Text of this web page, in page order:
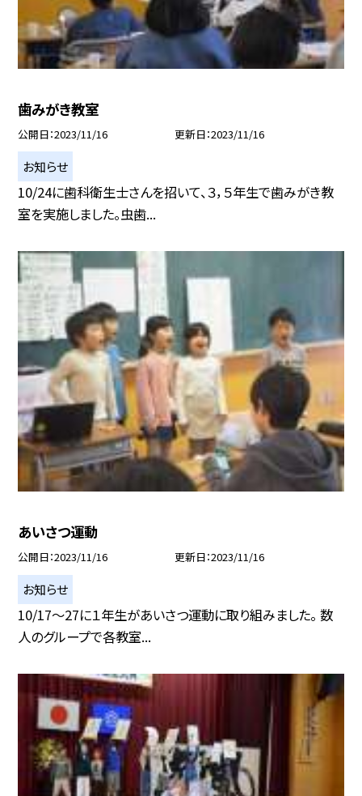
歯みがき教室
公開日 2023/11/16 更新日 2023/11/16
お知らせ
10/24に歯科衛生士さんを招いて、３，５年生で歯みがき教
室を実施しました。虫歯...
あいさつ運動
公開日 2023/11/16 更新日 2023/11/16
お知らせ
10/17〜27に１年生があいさつ運動に取り組みました。 数
人のグループで各教室...